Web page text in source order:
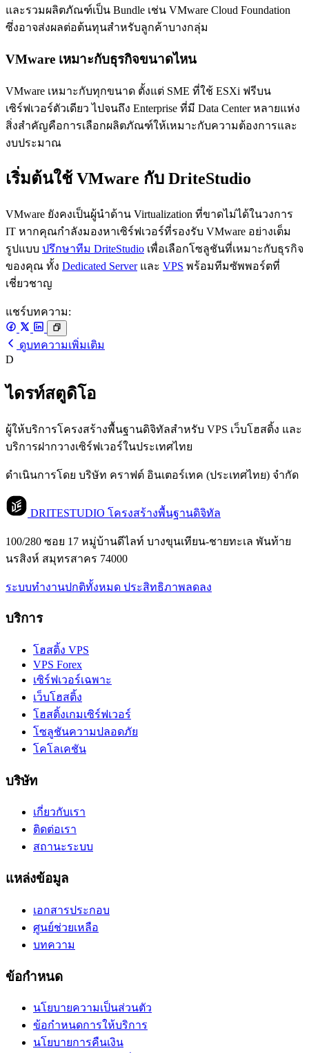
และรวมผลิตภัณฑ์เป็น Bundle เช่น VMware Cloud Foundation
ซึ่งอาจส่งผลต่อต้นทุนสำหรับลูกค้าบางกลุ่ม
VMware เหมาะกับธุรกิจขนาดไหน
VMware เหมาะกับทุกขนาด ตั้งแต่ SME ที่ใช้ ESXi ฟรีบน
เซิร์ฟเวอร์ตัวเดียว ไปจนถึง Enterprise ที่มี Data Center หลายแห่ง
สิ่งสำคัญคือการเลือกผลิตภัณฑ์ให้เหมาะกับความต้องการและ
งบประมาณ
เริ่มต้นใช้ VMware กับ DriteStudio
VMware ยังคงเป็นผู้นำด้าน Virtualization ที่ขาดไม่ได้ในวงการ
IT หากคุณกำลังมองหาเซิร์ฟเวอร์ที่รองรับ VMware อย่างเต็ม
รูปแบบ ปรึกษาทีม DriteStudio เพื่อเลือกโซลูชันที่เหมาะกับธุรกิจ
ของคุณ ทั้ง Dedicated Serverและ VPS พร้อมทีมซัพพอร์ตที่
เชี่ยวชาญ
แชร์บทความ:
ดูบทความเพิ่มเติม
D
ไดรท์สตูดิโอ
ผู้ให้บริการโครงสร้างพื้นฐานดิจิทัลสำหรับ VPS เว็บโฮสติ้ง และ
บริการฝากวางเซิร์ฟเวอร์ในประเทศไทย
ดำเนินการโดย บริษัท คราฟต์ อินเตอร์เทค (ประเทศไทย) จำกัด
DRITESTUDIO โครงสร้างพื้นฐานดิจิทัล
100/280 ซอย 17 หมู่บ้านดีไลท์ บางขุนเทียน-ชายทะเล พันท้าย
นรสิงห์ สมุทรสาคร 74000
ระบบทำงานปกติทั้งหมด ประสิทธิภาพลดลง
บริการ
โฮสติ้ง VPS
VPS Forex
เซิร์ฟเวอร์เฉพาะ
เว็บโฮสติ้ง
โฮสติ้งเกมเซิร์ฟเวอร์
โซลูชันความปลอดภัย
โคโลเคชัน
บริษัท
เกี่ยวกับเรา
ติดต่อเรา
สถานะระบบ
แหล่งข้อมูล
เอกสารประกอบ
ศูนย์ช่วยเหลือ
บทความ
ข้อกำหนด
นโยบายความเป็นส่วนตัว
ข้อกำหนดการให้บริการ
นโยบายการคืนเงิน